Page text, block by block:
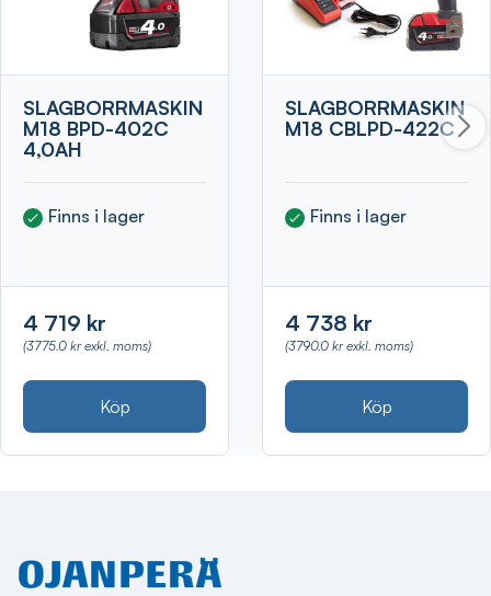
SLAGBORRMASKIN
M18 BPD-402C
4,0AH
Finns i lager
4 719 kr
(3775.0 kr exkl. moms)
Köp
SLAGBORRMASKIN
M18 CBLPD-422C
Finns i lager
4 738 kr
(3790.0 kr exkl. moms)
Köp